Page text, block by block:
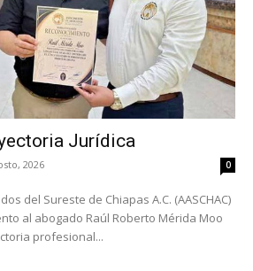
Jurídica
2026 0
del Sureste de Chiapas A.C. (AASCHAC)
al abogado Raúl Roberto Mérida Moo
profesional...